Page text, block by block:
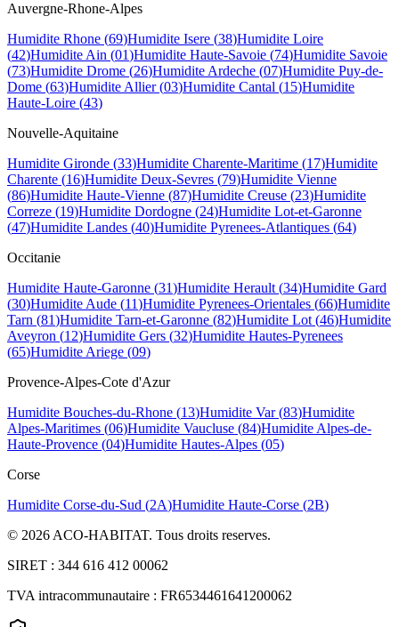
Auvergne-Rhone-Alpes
Humidite Rhone (69)Humidite Isere (38)Humidite Loire
(42)HumiditeAin (01)Humidite Haute-Savoie (74)Humidite Savoie
(73)Humidite Drome (26)HumiditeArdeche (07)Humidite Puy-de-
Dome (63)HumiditeAllier(03)Humidite Cantal (15)Humidite
Haute-Loire (43)
Nouvelle-Aquitaine
Humidite Gironde (33)Humidite Charente-Maritime (17)Humidite
Charente (16)Humidite Deux-Sevres (79)Humidite Vienne
(86)Humidite Haute-Vienne (87)Humidite Creuse (23)Humidite
Correze (19)Humidite Dordogne (24)Humidite Lot-et-Garonne
(47)Humidite Landes (40)Humidite Pyrenees-Atlantiques (64)
Occitanie
Humidite Haute-Garonne (31)Humidite Herault(34)Humidite Gard
(30)HumiditeAude (11)Humidite Pyrenees-Orientales (66)Humidite
Tarn (81)Humidite Tarn-et-Garonne (82)Humidite Lot(46)Humidite
Aveyron (12)Humidite Gers (32)Humidite Hautes-Pyrenees
(65)HumiditeAriege (09)
Provence-Alpes-Cote d'Azur
Humidite Bouches-du-Rhone (13)Humidite Var(83)Humidite
Alpes-Maritimes (06)Humidite Vaucluse (84)HumiditeAlpes-de-
Haute-Provence (04)Humidite Hautes-Alpes (05)
Corse
Humidite Corse-du-Sud (2A)Humidite Haute-Corse (2B)
© 2026ACO-HABITAT. Tous droits reserves.
SIRET : 344 616 412 00062
TVA intracommunautaire : FR6534461641200062